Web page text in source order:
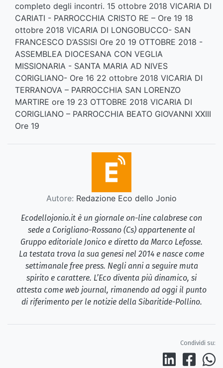
completo degli incontri. 15 ottobre 2018 VICARIA DI
CARIATI - PARROCCHIA CRISTO RE – Ore 19 18
ottobre 2018 VICARIA DI LONGOBUCCO- SAN
FRANCESCO D’ASSISI Ore 20 19 OTTOBRE 2018 -
ASSEMBLEA DIOCESANA CON VEGLIA
MISSIONARIA - SANTA MARIA AD NIVES
CORIGLIANO- Ore 16 22 ottobre 2018 VICARIA DI
TERRANOVA – PARROCCHIA SAN LORENZO
MARTIRE ore 19 23 OTTOBRE 2018 VICARIA DI
CORIGLIANO – PARROCCHIA BEATO GIOVANNI XXIII
Ore 19
Autore: Redazione Eco dello Jonio
Ecodellojonio.it è un giornale on-line calabrese con
sede a Corigliano-Rossano (Cs) appartenente al
Gruppo editoriale Jonico e diretto da Marco Lefosse.
La testata trova la sua genesi nel 2014 e nasce come
settimanale free press. Negli anni a seguire muta
spirito e carattere. L’Eco diventa più dinamico, si
attesta come web journal, rimanendo ad oggi il punto
di riferimento per le notizie della Sibaritide-Pollino.
Condividi su: